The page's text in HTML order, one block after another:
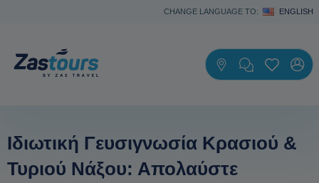
CHANGE LANGUAGE TO: ENGLISH
Ιδιωτική Γευσιγνωσία Κρασιού &
Τυριού Νάξου: Απολαύστε